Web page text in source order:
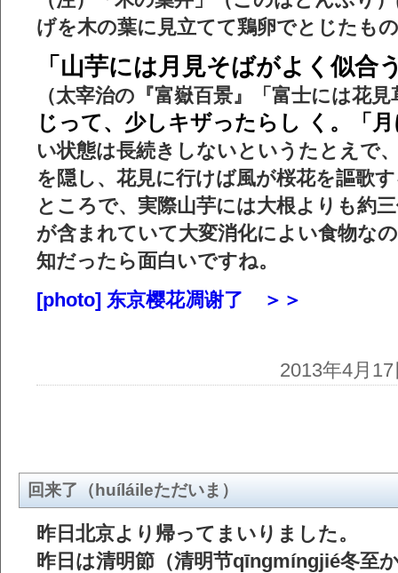
げを木の葉に見立てて鶏卵でとじたも
「山芋には月見そばがよく似合
（太宰治の『富嶽百景』「富士には花
じって、少しキザったらし く。「
い状態は長続きしないというたとえで
を隠し、花見に行けば風が桜花を謳歌
ところで、実際山芋には大根よりも約
が含まれていて大変消化によい食物な
知だったら面白いですね。
[photo] 东京樱花凋谢了 ＞＞
2013年4月
回来了（huíláileただいま）
昨日北京より帰ってまいりました。
昨日は清明節（清明节qīngmíngjié冬至